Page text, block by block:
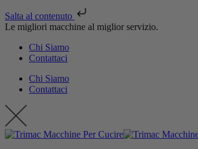
Salta al contenuto
Le migliori macchine al miglior servizio.
Chi Siamo
Contattaci
Chi Siamo
Contattaci